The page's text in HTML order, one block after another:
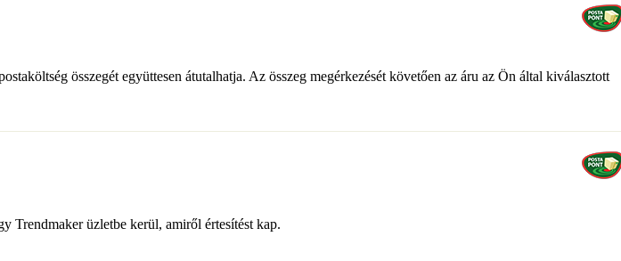
összegét együttesen átutalhatja. Az összeg megérkezését követően az áru az Ön által kiválasztott
Trendmaker üzletbe kerül, amiről értesítést kap.